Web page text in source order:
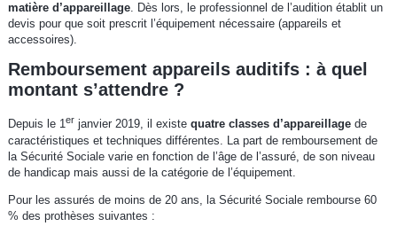
matière d’appareillage. Dès lors, le professionnel de l’audition établit un
devis pour que soit prescrit l’équipement nécessaire (appareils et
accessoires).
Remboursement appareils auditifs : à quel
montant s’attendre ?
Depuis le 1er janvier 2019, il existe quatre classes d’appareillagede
caractéristiques et techniques différentes. La part de remboursement de
la Sécurité Sociale varie en fonction de l’âge de l’assuré, de son niveau
de handicap mais aussi de la catégorie de l’équipement.
Pour les assurés de moins de 20 ans, la Sécurité Sociale rembourse 60
% des prothèses suivantes :